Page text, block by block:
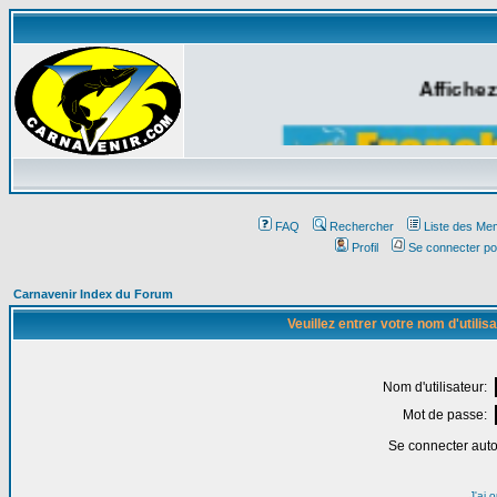
FAQ Rechercher
Liste des
Profil
Se connecter
Carnavenir Index du Forum
Veuillez entrer votre nom
Nom d'utilisateur:
Mot de passe:
Se connecter